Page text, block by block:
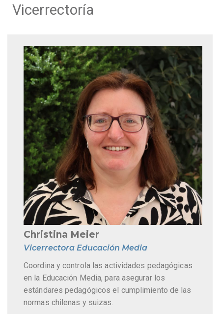
Vicerrectoría
Christina Meier
Vicerrectora Educación Media
Coordina y controla las actividades pedagógicas
en la Educación Media, para asegurar los
estándares pedagógicos el cumplimiento de las
normas chilenas y suizas.